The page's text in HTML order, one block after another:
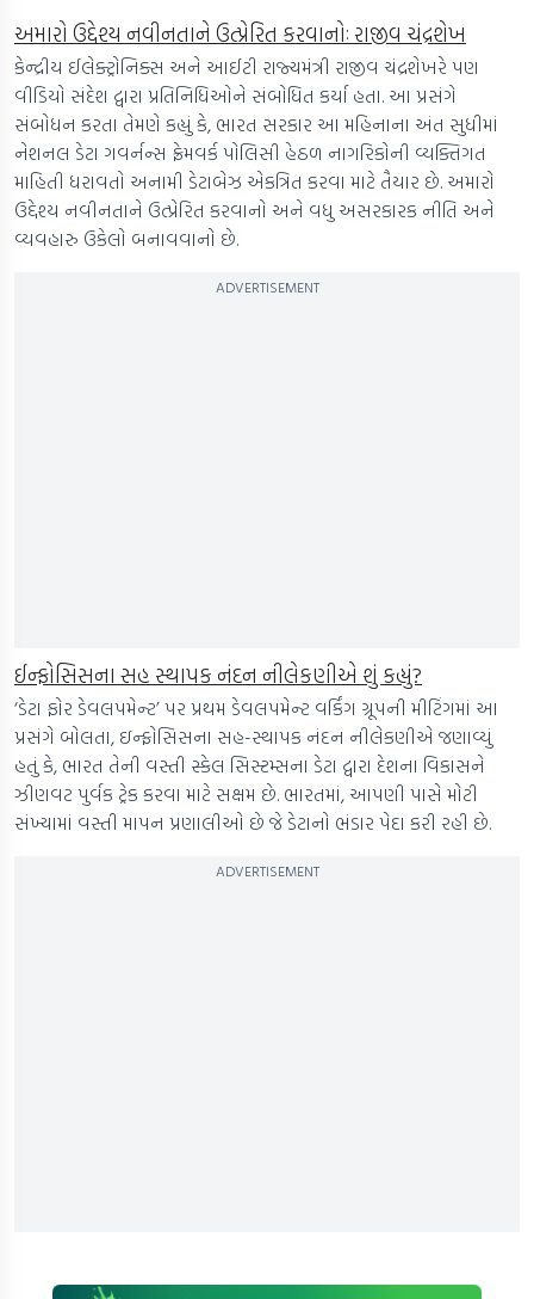
અમારો ઉદ્દેશ્ય નવીનતાને ઉત્પ્રેરિત કરવાનોઃ રાજીવ ચંદ્રશેખ
કેન્દ્રીય ઈલેક્ટ્રોનિક્સ અને આઈટી રાજ્યમંત્રી રાજીવ ચંદ્રશેખરે પણ
વીડિયો સંદેશ દ્વારા પ્રતિનિધિઓને સંબોધિત કર્યા હતા. આ પ્રસંગે
સંબોધન કરતા તેમણે કહ્યું કે, ભારત સરકાર આ મહિનાના અંત સુધીમાં
નેશનલ ડેટા ગવર્નન્સ ફ્રેમવર્ક પોલિસી હેઠળ નાગરિકોની વ્યક્તિગત
માહિતી ધરાવતો અનામી ડેટાબેઝ એકત્રિત કરવા માટે તૈયાર છે. અમારો
ઉદ્દેશ્ય નવીનતાને ઉત્પ્રેરિત કરવાનો અને વધુ અસરકારક નીતિ અને
વ્યવહારુ ઉકેલો બનાવવાનો છે.
ADVERTISEMENT
ઈન્ફોસિસના સહ સ્થાપક નંદન નીલેકણીએ શું કહ્યું?
‘ડેટા ફોર ડેવલપમેન્ટ’ પર પ્રથમ ડેવલપમેન્ટ વર્કિંગ ગ્રૂપની મીટિંગમાં આ
પ્રસંગે બોલતા, ઇન્ફોસિસના સહ-સ્થાપક નંદન નીલેકણીએ જણાવ્યું
હતું કે, ભારત તેની વસ્તી સ્કેલ સિસ્ટમ્સના ડેટા દ્વારા દેશના વિકાસને
ઝીણવટ પુર્વક ટ્રેક કરવા માટે સક્ષમ છે. ભારતમાં, આપણી પાસે મોટી
સંખ્યામાં વસ્તી માપન પ્રણાલીઓ છે જે ડેટાનો ભંડાર પેદા કરી રહી છે.
ADVERTISEMENT